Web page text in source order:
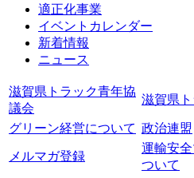
適正化事業
イベントカレンダー
新着情報
ニュース
滋賀県トラック青年協
議会
滋賀県
グリーン経営について 政治連盟
メルマガ登録
運輸安
ついて